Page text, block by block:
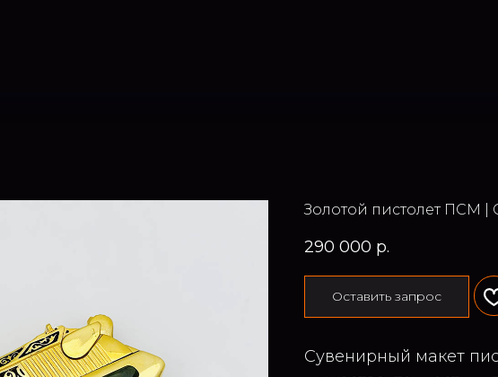
Золотой пистолет ПСМ |
290 000 р.
Оставить запрос
Сувенирный макет